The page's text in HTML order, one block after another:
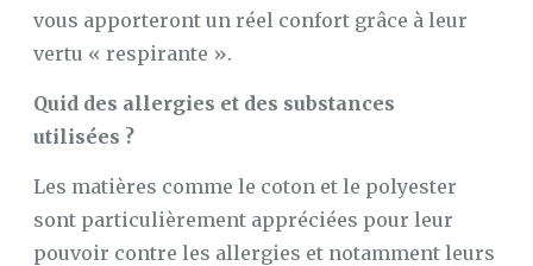
vous apporteront un réel confort grâce à leur
vertu « respirante ».
Quid des allergies et des substances
utilisées ?
Les matières comme le coton et le polyester
sont particulièrement appréciées pour leur
pouvoir contre les allergies et notamment leurs